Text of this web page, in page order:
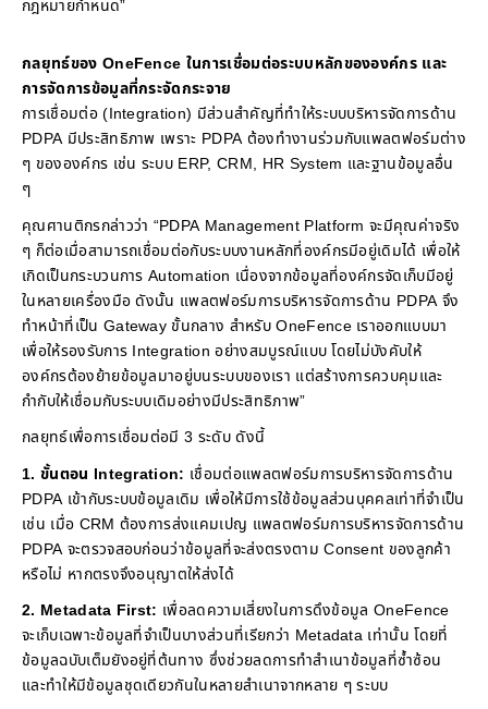
กฎหมายกำหนด”
กลยุทธ์ของ OneFence ในการเชื่อมต่อระบบหลักขององค์กร และ
การจัดการข้อมูลที่กระจัดกระจาย
การเชื่อมต่อ (Integration) มีส่วนสำคัญที่ทำให้ระบบบริหารจัดการด้าน
PDPA มีประสิทธิภาพ เพราะ PDPA ต้องทำงานร่วมกับแพลตฟอร์มต่าง
ๆ ขององค์กร เช่น ระบบ ERP, CRM, HR System และฐานข้อมูลอื่น
ๆ
คุณศานติกรกล่าวว่า “PDPA Management Platform จะมีคุณค่าจริง
ๆ ก็ต่อเมื่อสามารถเชื่อมต่อกับระบบงานหลักที่องค์กรมีอยู่เดิมได้ เพื่อให้
เกิดเป็นกระบวนการ Automation เนื่องจากข้อมูลที่องค์กรจัดเก็บมีอยู่
ในหลายเครื่องมือ ดังนั้น แพลตฟอร์มการบริหารจัดการด้าน PDPA จึง
ทำหน้าที่เป็น Gateway ขั้นกลาง สำหรับ OneFence เราออกแบบมา
เพื่อให้รองรับการ Integration อย่างสมบูรณ์แบบ โดยไม่บังคับให้
องค์กรต้องย้ายข้อมูลมาอยู่บนระบบของเรา แต่สร้างการควบคุมและ
กำกับให้เชื่อมกับระบบเดิมอย่างมีประสิทธิภาพ”
กลยุทธ์เพื่อการเชื่อมต่อมี 3 ระดับ ดังนี้
1. ขั้นตอน Integration: เชื่อมต่อแพลตฟอร์มการบริหารจัดการด้าน
PDPA เข้ากับระบบข้อมูลเดิม เพื่อให้มีการใช้ข้อมูลส่วนบุคคลเท่าที่จำเป็น
เช่น เมื่อ CRM ต้องการส่งแคมเปญ แพลตฟอร์มการบริหารจัดการด้าน
PDPA จะตรวจสอบก่อนว่าข้อมูลที่จะส่งตรงตาม Consent ของลูกค้า
หรือไม่ หากตรงจึงอนุญาตให้ส่งได้
2. Metadata First: เพื่อลดความเสี่ยงในการดึงข้อมูล OneFence
จะเก็บเฉพาะข้อมูลที่จำเป็นบางส่วนที่เรียกว่า Metadata เท่านั้น โดยที่
ข้อมูลฉบับเต็มยังอยู่ที่ต้นทาง ซึ่งช่วยลดการทำสำเนาข้อมูลที่ซ้ำซ้อน
และทำให้มีข้อมูลชุดเดียวกันในหลายสำเนาจากหลาย ๆ ระบบ